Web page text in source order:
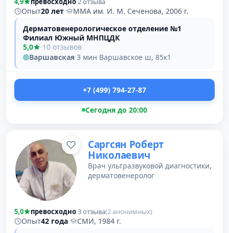
Опыт20 лет·
ММА им. И. М. Сеченова, 2006 г.
Дерматовенерологическое отделение №1
Филиал Южный МНПЦДК
5,0
·10 отзывов
Варшавская·3 мин·Варшавское ш, 85к1
+7 (499) 794-27-87
Сегодня до 20:00
Саргсян Роберт
Николаевич
Врач ультразвуковой диагностики,
дерматовенеролог
5,0 превосходно·3 отзыва(2 анонимных)
Опыт42 года·
СМИ, 1984 г.